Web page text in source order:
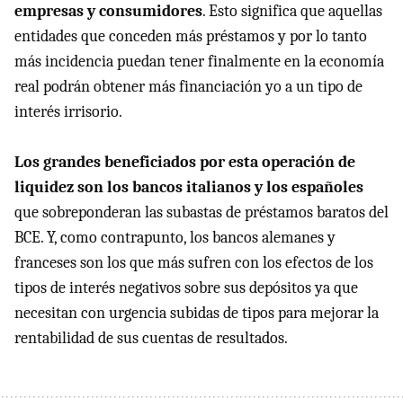
empresas y consumidores. Esto significa que aquellas
entidades que conceden más préstamos y por lo tanto
más incidencia puedan tener finalmente en la economía
real podrán obtener más financiación yo a un tipo de
interés irrisorio.
Los grandes beneficiados por esta operación de
liquidez son los bancos italianos y los españoles
que sobreponderan las subastas de préstamos baratos del
BCE. Y, como contrapunto, los bancos alemanes y
franceses son los que más sufren con los efectos de los
tipos de interés negativos sobre sus depósitos ya que
necesitan con urgencia subidas de tipos para mejorar la
rentabilidad de sus cuentas de resultados.